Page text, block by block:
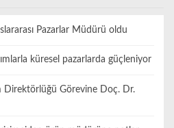
Pazarlar Müdürü oldu
küresel pazarlarda güçleniyor
Direktörlüğü Görevine Doç. Dr.